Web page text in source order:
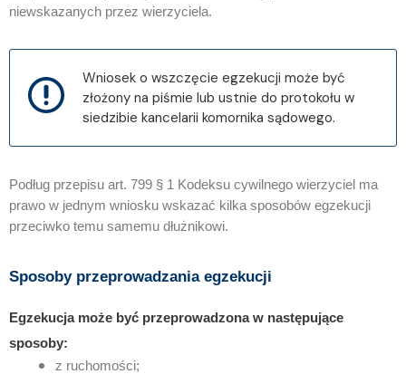
niewskazanych przez wierzyciela.
Wniosek o wszczęcie egzekucji może być
złożony na piśmie lub ustnie do protokołu w
siedzibie kancelarii komornika sądowego.
Podług przepisu art. 799 § 1 Kodeksu cywilnego wierzyciel ma
prawo w jednym wniosku wskazać kilka sposobów egzekucji
przeciwko temu samemu dłużnikowi.
Sposoby przeprowadzania egzekucji
Egzekucja może być przeprowadzona w następujące
sposoby:
z ruchomości;